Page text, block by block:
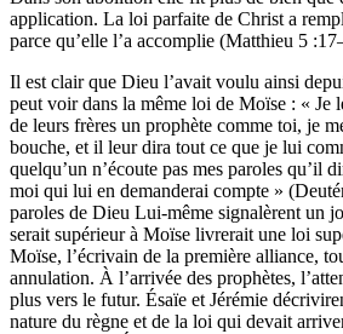
application. La loi parfaite de Christ a
parce qu’elle l’a accomplie (Matthieu 5
Il est clair que Dieu l’avait voulu ainsi
peut voir dans la même loi de Moïse : « Je
de leurs frères un prophète comme toi, je
bouche, et il leur dira tout ce que je lui
quelqu’un n’écoute pas mes paroles qu’il
moi qui lui en demanderai compte »
paroles de Dieu Lui-même signalèrent un
serait supérieur à Moïse livrerait une loi
Moïse, l’écrivain de la première alliance,
annulation. À l’arrivée des prophètes,
plus vers le futur. Ésaïe et Jérémie
nature du règne et de la loi qui devait